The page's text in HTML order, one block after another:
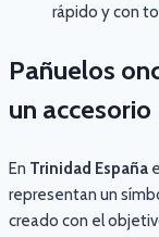
rápido y con
Pañuelos
un accesorio
En Trinidad España
representan un
creado con el